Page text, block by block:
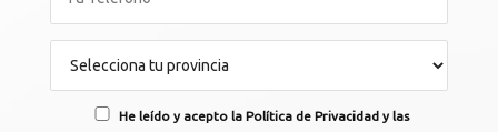
He leído y acepto la Política de Privacidad y las